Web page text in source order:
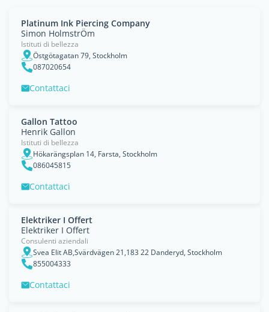
Platinum Ink Piercing Company
Simon HolmstrÖm
Istituti di bellezza
Östgötagatan 79, Stockholm
087020654
Contattaci
Gallon Tattoo
Henrik Gallon
Istituti di bellezza
Hökarängsplan 14, Farsta, Stockholm
086045815
Contattaci
Elektriker I Offert
Elektriker I Offert
Consulenti aziendali
Svea Elit AB,Svärdvägen 21,183 22 Danderyd, Stockholm
855004333
Contattaci